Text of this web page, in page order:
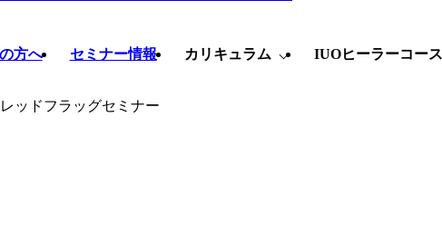
方へ セミナー情報 カリキュラム IUOヒーラーコース
レッドフラッグセミナー